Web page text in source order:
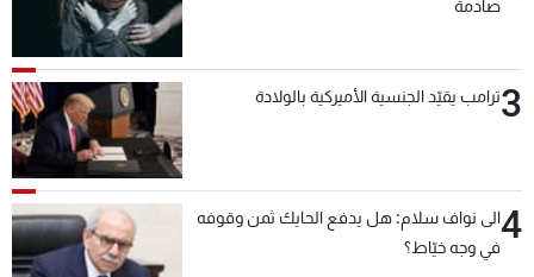
صادمة
3ترامب يقيّد الجنسية الأميركية بالولادة
4الى نواف سلام: هل يدفع الحايك ثمن وقوفه
في وجه خيّاط؟